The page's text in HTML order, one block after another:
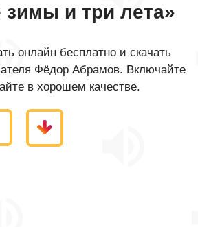
зимы и три лета»
онлайн бесплатно и скачать
Фёдор Абрамов. Включайте
в хорошем качестве.